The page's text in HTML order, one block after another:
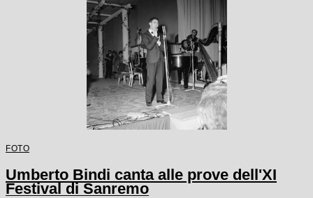
FOTO
Umberto Bindi canta alle prove dell'XI
Festival di Sanremo